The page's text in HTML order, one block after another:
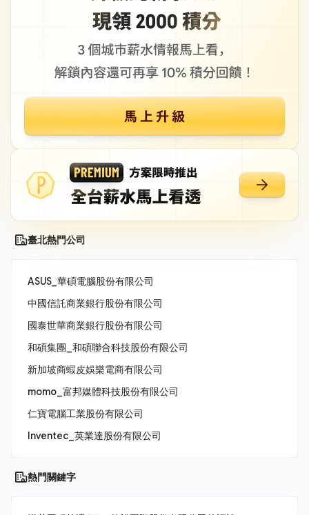
臺北熱門公司
ASUS_華碩電腦股份有限公司
中國信託商業銀行股份有限公司
國泰世華商業銀行股份有限公司
和碩集團_和碩聯合科技股份有限公司
新加坡商蝦皮娛樂電商有限公司
momo_富邦媒體科技股份有限公司
仁寶電腦工業股份有限公司
Inventec_英業達股份有限公司
熱門關鍵字